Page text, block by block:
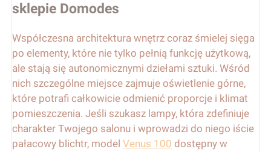
sklepie Domodes
Współczesna architektura wnętrz coraz śmielej sięga
po elementy, które nie tylko pełnią funkcję użytkową,
ale stają się autonomicznymi dziełami sztuki. Wśród
nich szczególne miejsce zajmuje oświetlenie górne,
które potrafi całkowicie odmienić proporcje i klimat
pomieszczenia. Jeśli szukasz lampy, która zdefiniuje
charakter Twojego salonu i wprowadzi do niego iście
pałacowy blichtr, model Venus 100 dostępny w